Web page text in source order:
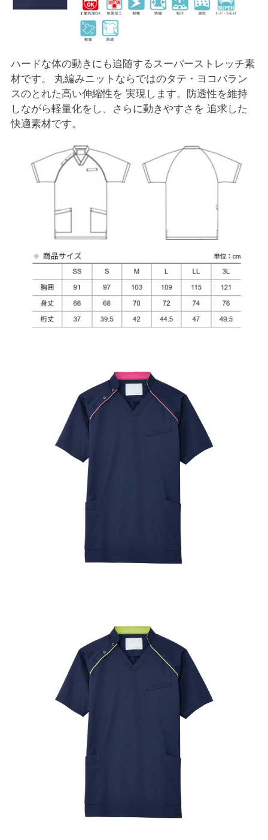
ハードな体の動きにも追随するスーパーストレッチ素
材です。 丸編みニットならではのタテ・ヨコバラン
スのとれた高い伸縮性を 実現します。防透性を維持
しながら軽量化をし、さらに動きやすさを 追求した
快適素材です。